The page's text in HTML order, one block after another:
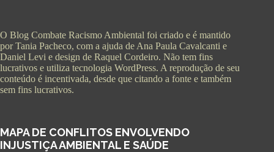
O Blog Combate Racismo Ambiental foi criado e é mantido
por Tania Pacheco, com a ajuda de Ana Paula Cavalcanti e
Daniel Levi e design de Raquel Cordeiro. Não tem fins
lucrativos e utiliza tecnologia WordPress. A reprodução de seu
conteúdo é incentivada, desde que citando a fonte e também
sem fins lucrativos.
MAPA DE CONFLITOS ENVOLVENDO
INJUSTIÇA AMBIENTAL E SAÚDE